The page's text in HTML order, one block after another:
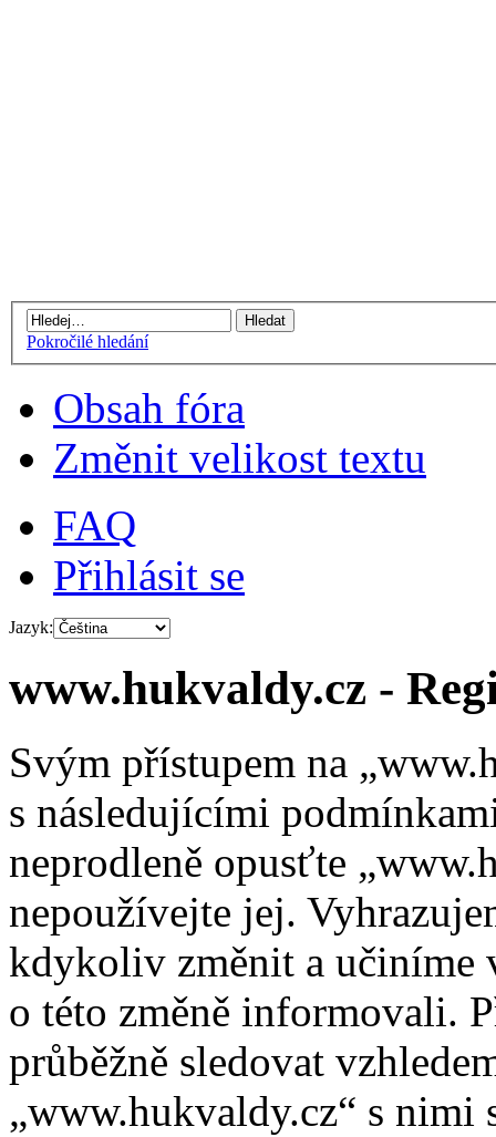
Pokročilé hledání
Obsah fóra
Změnit velikost textu
FAQ
Přihlásit se
Jazyk:
www.hukvaldy.cz -
Svým přístupem na
s následujícími
neprodleně opusťte
nepoužívejte jej.
kdykoliv změnit a učiníme
o této změně informovali.
průběžně sledovat
„www.hukvaldy.cz“ s nimi